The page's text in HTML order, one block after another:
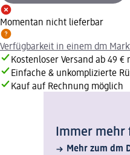
Momentan nicht lieferbar
Verfügbarkeit in einem dm
Kostenloser Versand ab 49
Einfache & unkomplizierte
Kauf auf Rechnung möglich
Immer mehr
Mehr zum dm